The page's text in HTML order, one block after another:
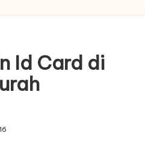
Id Card di